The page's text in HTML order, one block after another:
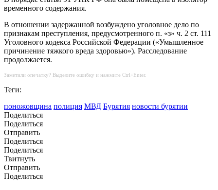
временного содержания.
В отношении задержанной возбуждено уголовное дело по
признакам преступления, предусмотренного п. «з» ч. 2 ст. 111
Уголовного кодекса Российской Федерации («Умышленное
причинение тяжкого вреда здоровью»). Расследование
продолжается.
Заметили опечатку? Выделите ошибку и нажмите Ctrl+Enter.
Теги:
поножовщина полиция МВД Бурятия новости бурятии
Поделиться
Поделиться
Отправить
Поделиться
Поделиться
Твитнуть
Отправить
Поделиться